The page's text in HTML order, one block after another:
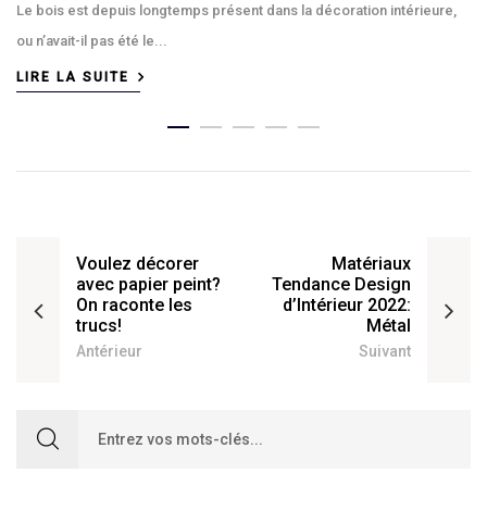
Le bois est depuis longtemps présent dans la décoration intérieure,
ou n’avait-il pas été le...
LIRE LA SUITE
Voulez décorer
avec papier peint?
On raconte les
trucs!
Antérieur
Matériaux
Tendance Design
d’Intérieur 2022:
Métal
Suivant
Search for: